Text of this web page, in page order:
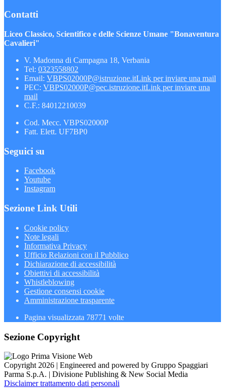
Contatti
Liceo Classico, Scientifico e delle Scienze Umane "Bonaventura
Cavalieri"
V. Madonna di Campagna 18, Verbania
Tel: 0323558802
Email: VBPS02000P@istruzione.itLink per inviare una mail
PEC: VBPS02000P@pec.istruzione.itLink per inviare una
mail
C.F.: 84012210039
Cod. Mecc. VBPS02000P
Fatt. Elett. UF7BP0
Seguici su
Facebook
Youtube
Instagram
Sezione Link Utili
Cookie policy
Note legali
Informativa Privacy
Ufficio Relazioni con il Pubblico
Dichiarazione di accessibilità
Obiettivi di accessibilità
Whistleblowing
Gestione consensi cookie
Amministrazione trasparente
Pagina visualizzata 78771 volte
Sezione Copyright
Copyright 2026 | Engineered and powered by Gruppo Spaggiari
Parma S.p.A. | Divisione Publishing & New Social Media
Disclaimer trattamento dati personali